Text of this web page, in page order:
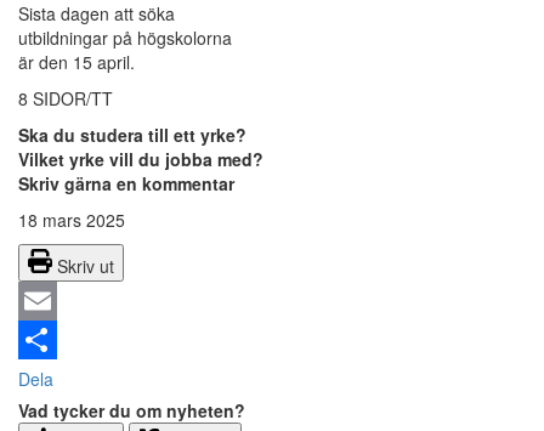
Sista dagen att söka
utbildningar på högskolorna
är den 15 april.
8 SIDOR/TT
Ska du studera till ett yrke?
Vilket yrke vill du jobba med?
Skriv gärna en kommentar
18 mars 2025
Skriv ut
Email
Dela
Vad tycker du om nyheten?